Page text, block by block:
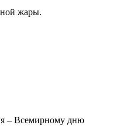
жары.
– Всемирному дню